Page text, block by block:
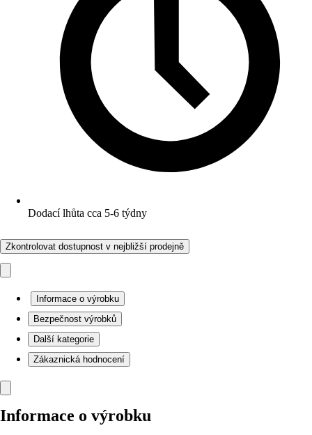
Dodací lhůta cca 5-6 týdny
Zkontrolovat dostupnost v nejbližší prodejně
Informace o výrobku
Bezpečnost výrobků
Další kategorie
Zákaznická hodnocení
Informace o výrobku